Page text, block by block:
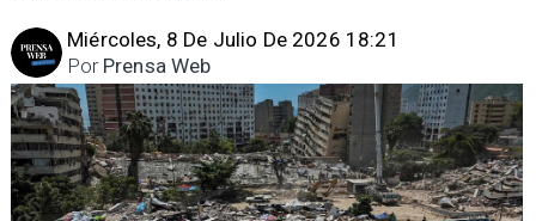
Miércoles, 8 De Julio De 2026 18:21
Prensa Web
Por